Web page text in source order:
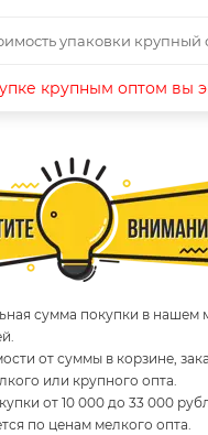
упаковки крупный
крупным оптом вы
сумма покупки в нашем
от суммы в корзине,
или крупного опта.
от 10 000 до 33 000
по ценам мелкого опта.